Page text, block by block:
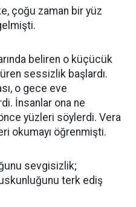
çoğu zaman bir yüz
beliren o küçücük
sessizlik başlardı.
o gece eve
İnsanlar ona ne
yüzleri söylerdi. Vera
okumayı öğrenmişti.
sevgisizlik;
terk ediş